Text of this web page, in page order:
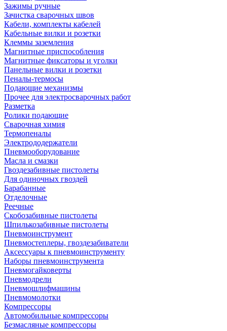
Зажимы ручные
Зачистка сварочных швов
Кабели, комплекты кабелей
Кабельные вилки и розетки
Клеммы заземления
Магнитные приспособления
Магнитные фиксаторы и уголки
Панельные вилки и розетки
Пеналы-термосы
Подающие механизмы
Прочее для электросварочных работ
Разметка
Ролики подающие
Сварочная химия
Термопеналы
Электрододержатели
Пневмооборудование
Масла и смазки
Гвоздезабивные пистолеты
Для одиночных гвоздей
Барабанные
Отделочные
Реечные
Скобозабивные пистолеты
Шпилькозабивные пистолеты
Пневмоинструмент
Пневмостеплеры, гвоздезабиватели
Аксессуары к пневмоинструменту
Наборы пневмоинструмента
Пневмогайковерты
Пневмодрели
Пневмошлифмашины
Пневмомолотки
Компрессоры
Автомобильные компрессоры
Безмасляные компрессоры